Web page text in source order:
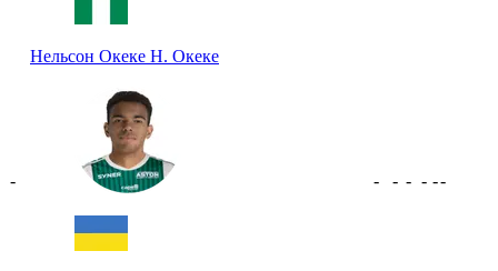
Нельсон Океке Н. Океке
- - - - - --